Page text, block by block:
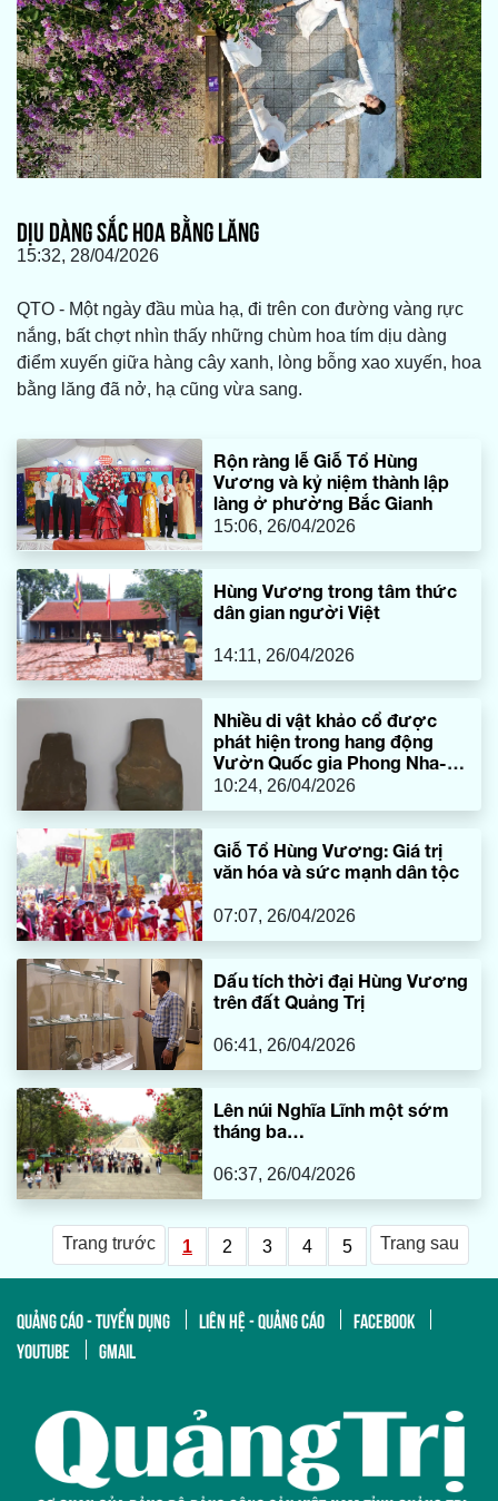
DỊU DÀNG SẮC HOA BẰNG LĂNG
15:32, 28/04/2026
QTO - Một ngày đầu mùa hạ, đi trên con đường vàng rực
nắng, bất chợt nhìn thấy những chùm hoa tím dịu dàng
điểm xuyến giữa hàng cây xanh, lòng bỗng xao xuyến, hoa
bằng lăng đã nở, hạ cũng vừa sang.
Rộn ràng lễ Giỗ Tổ Hùng
Vương và kỷ niệm thành lập
làng ở phường Bắc Gianh
15:06, 26/04/2026
Hùng Vương trong tâm thức
dân gian người Việt
14:11, 26/04/2026
Nhiều di vật khảo cổ được
phát hiện trong hang động
Vườn Quốc gia Phong Nha-
Kẻ Bàng
10:24, 26/04/2026
Giỗ Tổ Hùng Vương: Giá trị
văn hóa và sức mạnh dân tộc
07:07, 26/04/2026
Dấu tích thời đại Hùng Vương
trên đất Quảng Trị
06:41, 26/04/2026
Lên núi Nghĩa Lĩnh một sớm
tháng ba…
06:37, 26/04/2026
Trang trước 1 2 3 4 5 Trang sau
QUẢNG CÁO - TUYỂN DỤNG LIÊN HỆ - QUẢNG CÁO
FACEBOOK
YOUTUBE
GMAIL